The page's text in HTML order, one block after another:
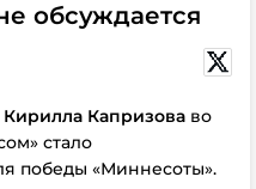
обсуждается
Кирилла Капризова во
стало
победы «Миннесоты».